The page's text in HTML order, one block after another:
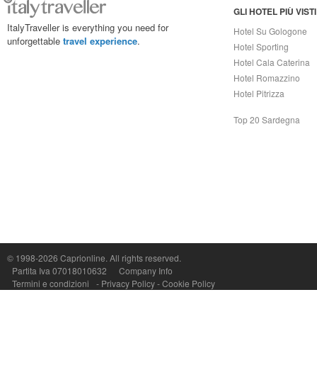
ItalyTraveller is everything you need for
unforgettable travel experience.
GLI HOTEL PIÙ VISTI
Hotel Su Gologone
Hotel Sporting
Hotel Cala Caterina
Hotel Romazzino
Hotel Pitrizza
Top 20 Sardegna
© 1998-2026 Caprionline. All rights reserved.
Partita Iva 07018010632
Company Info
Termini e condizioni
- Privacy Policy-Cookie Policy
P.Iva, C.F. e n.Reg.Imprese Napoli: 07018010632 - Rea n.557643